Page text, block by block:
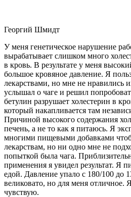
Георгий Шмидт
У меня генетическое нарушение
вырабатывает слишком много
в кровь. В результате у меня
большое кровяное давление. Я
лекарствами, но мне не нравились
услышал о чаге и решил
бетулин разрушает холестерин в
который накапливается там
Причиной высокого содержания
печень, а не то как я питаюсь. Я
многими пищевыми добавками
лекарствам, но ни одно мне не
попыткой была чага.
применения я увидел результат. Я
едой. Давление упало с 180/100 до
великовато, но для меня отличное.
чувствую.